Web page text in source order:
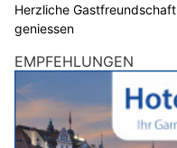
Herzliche
geniessen
EMPFEHLUNGEN